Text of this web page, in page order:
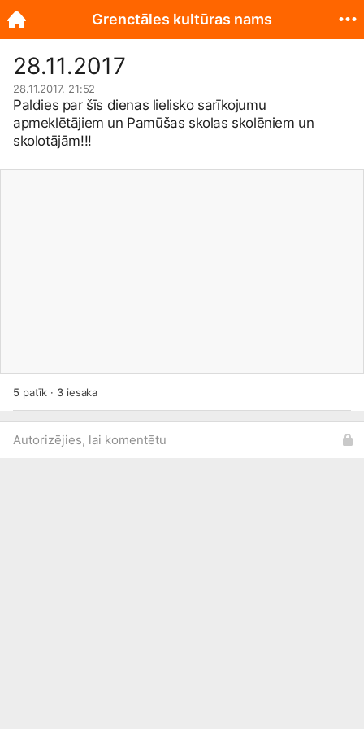
28.11.2017
28.11.2017. 21:52
Paldies par šīs dienas lielisko sarīkojumu
apmeklētājiem un Pamūšas skolas skolēniem un
skolotājām!!!
5patīk · 3iesaka
Autorizējies, lai komentētu
Grenctāles kultūras nams